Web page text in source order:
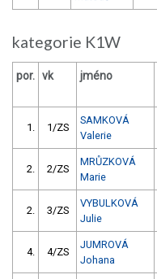
kategorie K1W
por. vk jméno
1. 1/ZS
SAMKOVÁ
Valerie
2. 2/ZS
MRŮZKOVÁ
Marie
2. 3/ZS
VYBULKOVÁ
Julie
4. 4/ZS
JUMROVÁ
Johana